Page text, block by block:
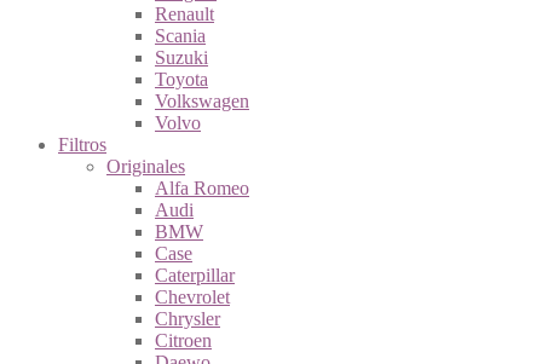
Renault
Scania
Suzuki
Toyota
Volkswagen
Volvo
Filtros
Originales
Alfa Romeo
Audi
BMW
Case
Caterpillar
Chevrolet
Chrysler
Citroen